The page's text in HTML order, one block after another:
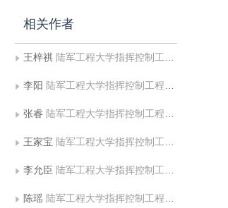
相关作者
王梓祺 陆军工程大学指挥控制工程学院
李阳 陆军工程大学指挥控制工程学院
张睿 陆军工程大学指挥控制工程学院
王家宝 陆军工程大学指挥控制工程学院
李允臣 陆军工程大学指挥控制工程学院
陈瑶 陆军工程大学指挥控制工程学院